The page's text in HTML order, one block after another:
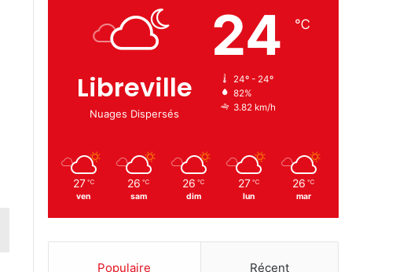
Libreville
Nuages Dispersés
24 ℃
24º - 24º
82%
3.82 km/h
27 ℃
ven
26 ℃
sam
26 ℃
dim
27 ℃
lun
26 ℃
mar
Populaire Récent